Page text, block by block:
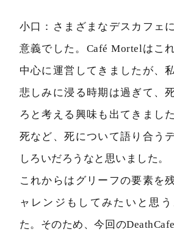
小口：さまざまなデスカフェ
意義でした。Café Mortelはこ
中心に運営してきましたが、
悲しみに浸る時期は過ぎて、
ろと考える興味も出てきまし
死など、死について語り合う
しろいだろうなと思いました。
これからはグリーフの要素を
ャレンジもしてみたいと思
た。そのため、今回の